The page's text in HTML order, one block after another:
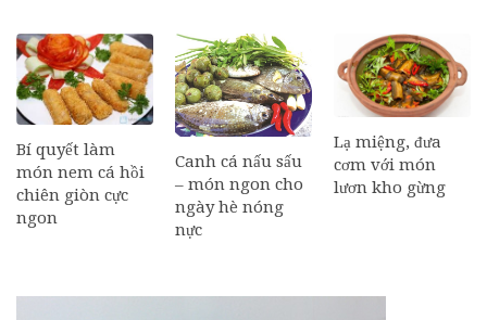
Bí quyết làm
món nem cá hồi
chiên giòn cực
ngon
Canh cá nấu sấu
– món ngon cho
ngày hè nóng
nực
Lạ miệng, đưa
cơm với món
lươn kho gừng